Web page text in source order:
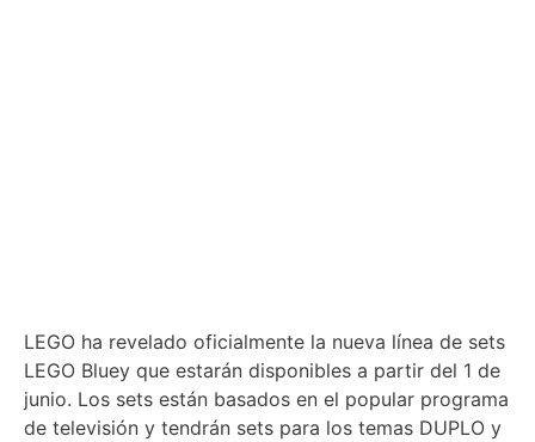
LEGO ha revelado oficialmente la nueva línea de sets
LEGO Bluey que estarán disponibles a partir del 1 de
junio. Los sets están basados en el popular programa
de televisión y tendrán sets para los temas DUPLO y